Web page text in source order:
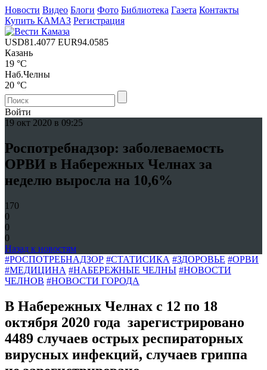
Новости Видео Блоги Фото Библиотека Газета Контакты
Купить КАМАЗ Регистрация
USD81.4077 EUR94.0585
Казань
19 °C
Наб.Челны
20 °C
Войти
19 окт 2020 в 09:25
Роспотребнадзор: заболеваемость
ОРВИ в Набережных Челнах за
неделю выросла на 10,6%
170
0
0
0
Назад к новостям
#РОСПОТРЕБНАДЗОР #СТАТИСИКА #ЗДОРОВЬЕ #ОРВИ
#МЕДИЦИНА #НАБЕРЕЖНЫЕ ЧЕЛНЫ #НОВОСТИ
ЧЕЛНОВ #НОВОСТИ ГОРОДА
В Набережных Челнах с 12 по 18
октября 2020 года зарегистрировано
4489 случаев острых респираторных
вирусных инфекций, случаев гриппа